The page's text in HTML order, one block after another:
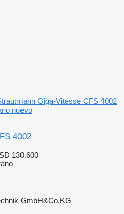
Giga-Vitesse CFS 4002
nuevo
4002
130.600
GmbH&Co.KG